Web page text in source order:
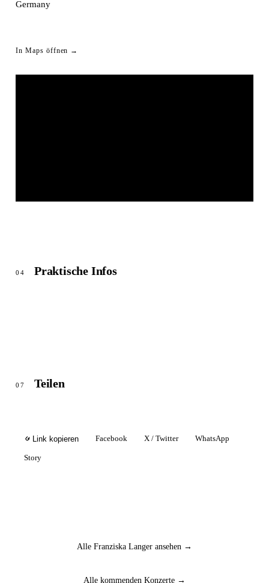
Germany
In Maps öffnen →
04 Praktische Infos
07 Teilen
Link kopieren Facebook X / Twitter WhatsApp
Story
Alle Franziska Langer ansehen →
Alle kommenden Konzerte →